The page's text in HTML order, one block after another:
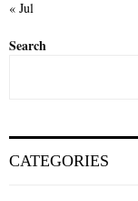
« Jul
Search
CATEGORIES